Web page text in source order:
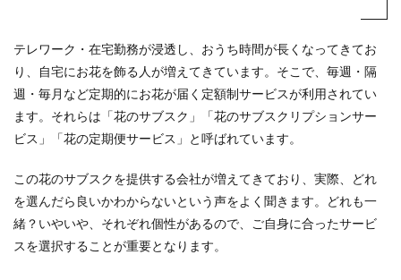
テレワーク・在宅勤務が浸透し、おうち時間が長くなってきてお
り、自宅にお花を飾る人が増えてきています。そこで、毎週・隔
週・毎月など定期的にお花が届く定額制サービスが利用されてい
ます。それらは「花のサブスク」「花のサブスクリプションサー
ビス」「花の定期便サービス」と呼ばれています。
この花のサブスクを提供する会社が増えてきており、実際、どれ
を選んだら良いかわからないという声をよく聞きます。どれも一
緒？いやいや、それぞれ個性があるので、ご自身に合ったサービ
スを選択することが重要となります。